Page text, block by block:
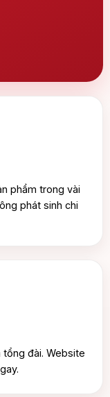
phẩm trong vài
phát sinh chi
đài. Website